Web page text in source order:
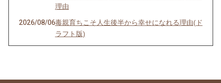
理由
2026/08/06毒親育ちこそ人生後半から幸せになれる理由(ド
ラフト版)